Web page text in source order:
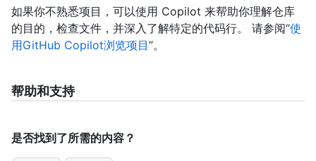
如果你不熟悉项目，可以使用 Copilot 来帮助你理解仓库
的目的，检查文件，并深入了解特定的代码行。 请参阅“使
用GitHub Copilot浏览项目”。
帮助和支持
是否找到了所需的内容？